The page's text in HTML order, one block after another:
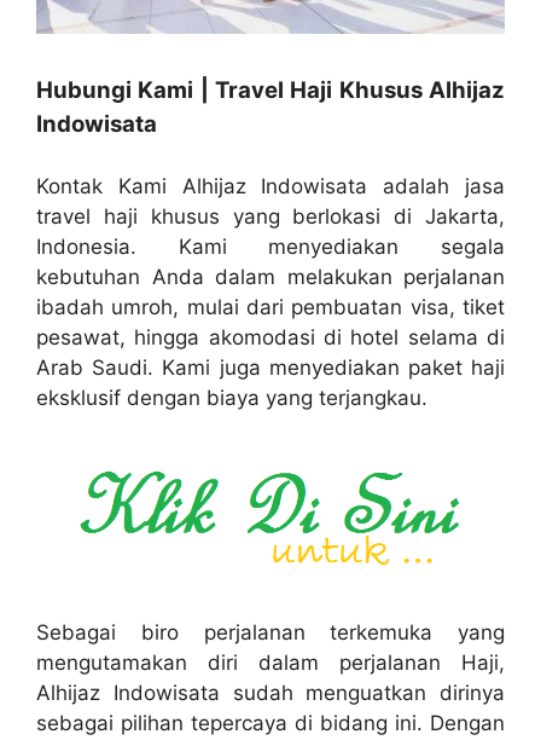
Hubungi Kami | Travel Haji Khusus Alhijaz
Indowisata
Kontak Kami Alhijaz Indowisata adalah jasa
travel haji khusus yang berlokasi di Jakarta,
Indonesia. Kami menyediakan segala
kebutuhan Anda dalam melakukan perjalanan
ibadah umroh, mulai dari pembuatan visa, tiket
pesawat, hingga akomodasi di hotel selama di
Arab Saudi. Kami juga menyediakan paket haji
eksklusif dengan biaya yang terjangkau.
Sebagai biro perjalanan terkemuka yang
mengutamakan diri dalam perjalanan Haji,
Alhijaz Indowisata sudah menguatkan dirinya
sebagai pilihan tepercaya di bidang ini. Dengan